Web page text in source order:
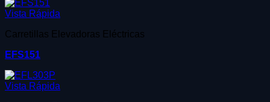
Vista Rápida
Carretillas Elevadoras Eléctricas
EFS151
Vista Rápida